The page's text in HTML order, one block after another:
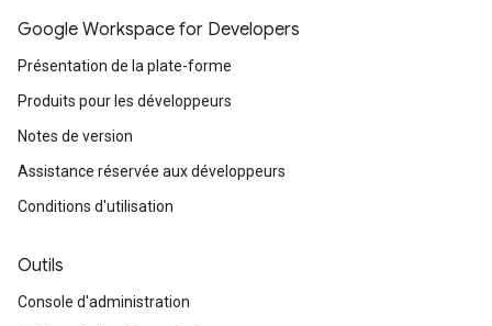
Google Workspace for Developers
Présentation de la plate-forme
Produits pour les développeurs
Notes de version
Assistance réservée aux développeurs
Conditions d'utilisation
Outils
Console d'administration